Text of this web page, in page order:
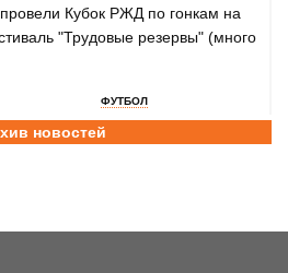
Кубок РЖД по гонкам на
"Трудовые резервы" (много
ФУТБОЛ
Второй Лиги Б «Динамо-
новостей